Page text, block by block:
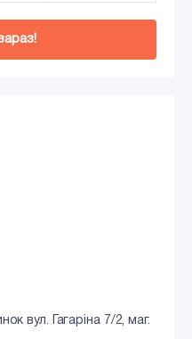
вул. Гагаріна 7/2, маг.